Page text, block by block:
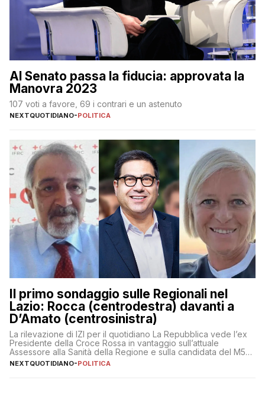
Al Senato passa la fiducia: approvata la
Manovra 2023
107 voti a favore, 69 i contrari e un astenuto
NEXTQUOTIDIANO-POLITICA
Il primo sondaggio sulle Regionali nel
Lazio: Rocca (centrodestra) davanti a
D’Amato (centrosinistra)
La rilevazione di IZI per il quotidiano La Repubblica vede l’ex
Presidente della Croce Rossa in vantaggio sull’attuale
Assessore alla Sanità della Regione e sulla candidata del M5S
Donatella Bianchi
NEXTQUOTIDIANO-POLITICA